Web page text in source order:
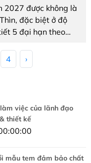
2027 được không là
đặc biệt ở độ
5 đại hạn theo
...
4 ›
việc của lãnh đạo
thiết kế
mẫu tem đảm bảo chất